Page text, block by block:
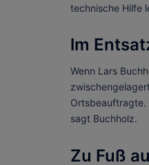
technische Hilfe
lm
Wenn Lars
Ortsbeauftragte.
sagt Buchholz.
Zu Fuß